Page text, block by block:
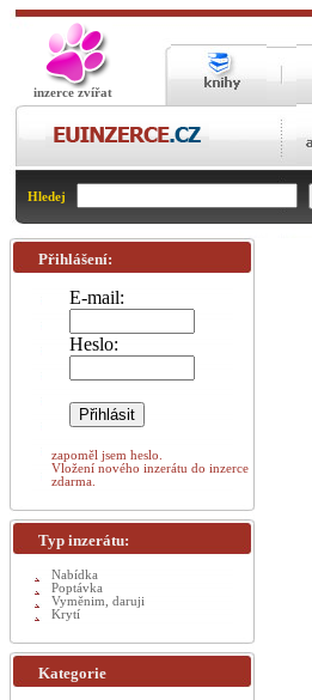
inzerce zvířat
Hledej
Přihlášení:
E-mail:
Heslo:
zapoměl jsem heslo.
Vložení nového inzerátu do inzerce
zdarma.
Typ inzerátu:
Nabídka
Poptávka
Vyměnim, daruji
Krytí
Kategorie